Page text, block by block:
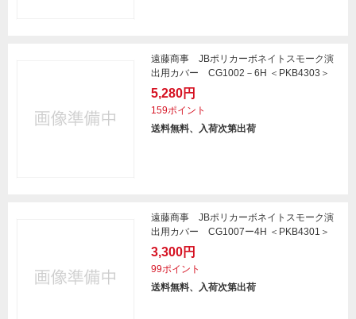
遠藤商事 JBポリカーボネイトスモーク演
出用カバー CG1002－6H ＜PKB4303＞
5,280円
159ポイント
送料無料、入荷次第出荷
遠藤商事 JBポリカーボネイトスモーク演
出用カバー CG1007ー4H ＜PKB4301＞
3,300円
99ポイント
送料無料、入荷次第出荷